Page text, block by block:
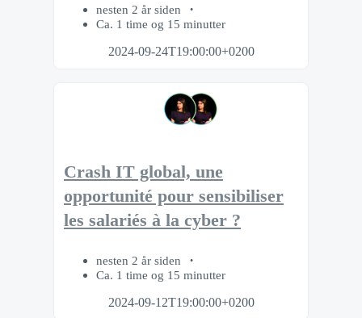
nesten 2 år siden
Ca. 1 time og 15 minutter
2024-09-24T19:00:00+0200
Crash IT global, une
opportunité pour sensibiliser
les salariés à la cyber ?
nesten 2 år siden
Ca. 1 time og 15 minutter
2024-09-12T19:00:00+0200